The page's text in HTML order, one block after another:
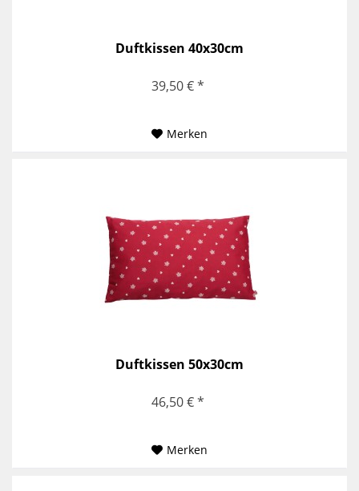
Duftkissen 40x30cm
39,50 € *
Merken
Duftkissen 50x30cm
46,50 € *
Merken